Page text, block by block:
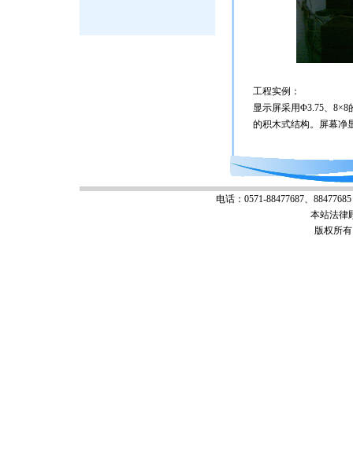
工程实例：
显示屏采用Φ3.75、8×8
的积木式结构。屏幕净
电话：0571-88477687、
本站法律
版权所